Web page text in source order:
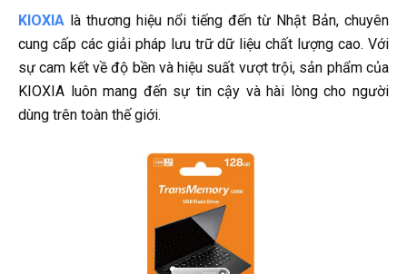
KIOXIA là thương hiệu nổi tiếng đến từ Nhật Bản, chuyên
cung cấp các giải pháp lưu trữ dữ liệu chất lượng cao. Với
sự cam kết về độ bền và hiệu suất vượt trội, sản phẩm của
KIOXIA luôn mang đến sự tin cậy và hài lòng cho người
dùng trên toàn thế giới.